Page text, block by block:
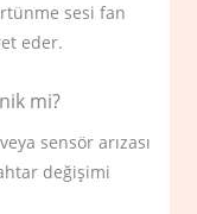
sesi fan
eder.
mi?
sensör arızası
değişimi